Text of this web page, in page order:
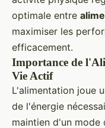
optimale entre
maximiser les
efficacement.
Importance de
Vie Actif
L'alimentation joue
de l'énergie
maintien d'un mode